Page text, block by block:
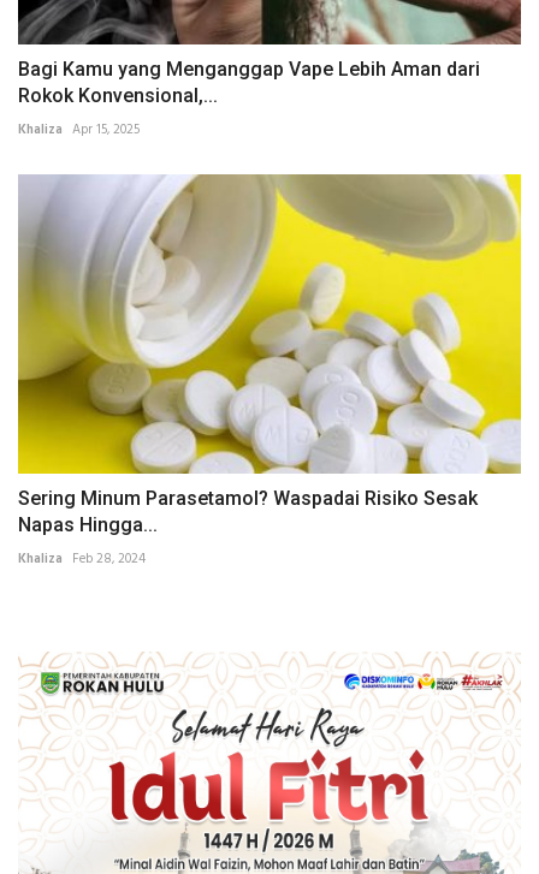
Bagi Kamu yang Menganggap Vape Lebih Aman dari
Rokok Konvensional,...
Khaliza Apr 15, 2025
Sering Minum Parasetamol? Waspadai Risiko Sesak
Napas Hingga...
Khaliza Feb 28, 2024